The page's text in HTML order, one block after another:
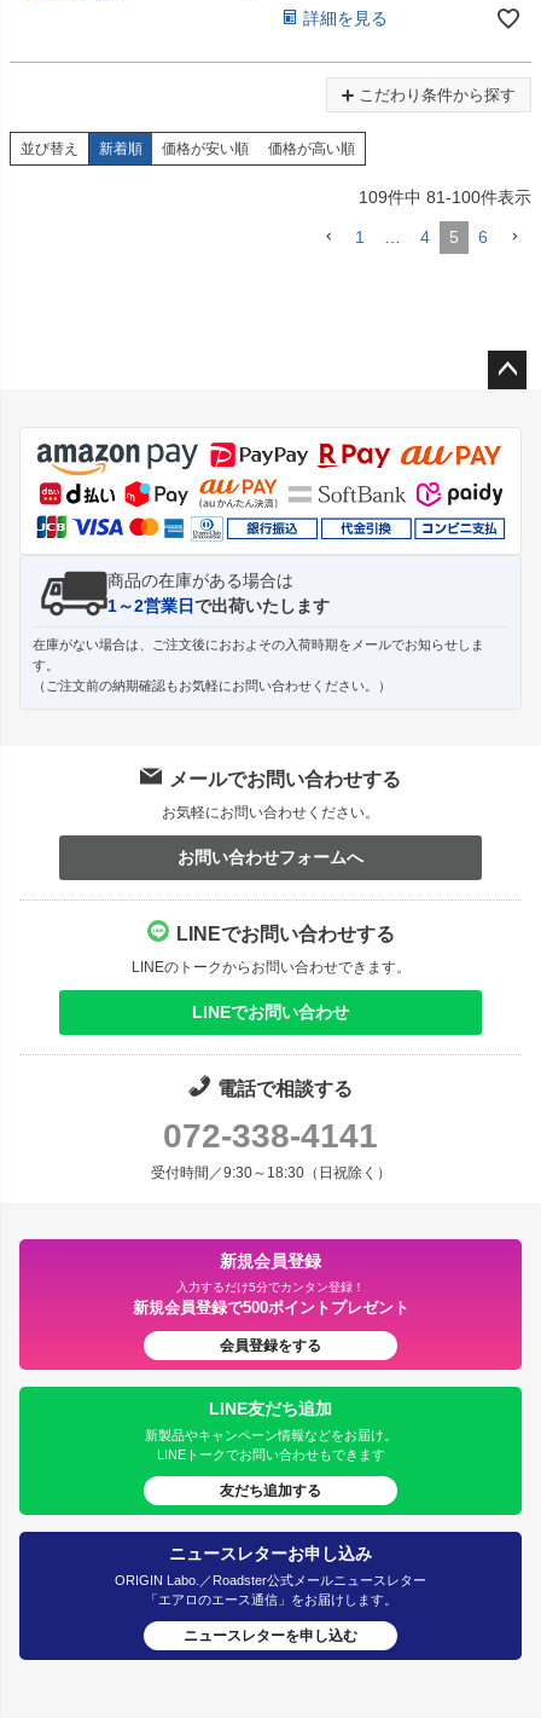
詳細を見る
こだわり条件から探す
並び替え 新着順 価格が安い順 価格が高い順
109件中 81-100件表示
1 4 5 6
ジト
ップ
へ
商品の在庫がある場合は
1～2営業日で出荷いたします
在庫がない場合は、ご注文後におおよその入荷時期をメールでお知らせしま
す。
（ご注文前の納期確認もお気軽にお問い合わせください。）
メールでお問い合わせする
お気軽にお問い合わせください。
お問い合わせフォームへ
LINEでお問い合わせする
LINEのトークからお問い合わせできます。
LINEでお問い合わせ
電話で相談する
072-338-4141
受付時間／9:30～18:30（日祝除く）
新規会員登録
入力するだけ5分でカンタン登録！
新規会員登録で500ポイントプレゼント
会員登録をする
LINE友だち追加
新製品やキャンペーン情報などをお届け。
LINEトークでお問い合わせもできます
友だち追加する
ニュースレターお申し込み
ORIGIN Labo.／Roadster公式メールニュースレター
「エアロのエース通信」をお届けします。
ニュースレターを申し込む